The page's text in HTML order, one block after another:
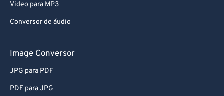
Video para MP3
Conversor de áudio
Image Conversor
JPG para PDF
PDF para JPG